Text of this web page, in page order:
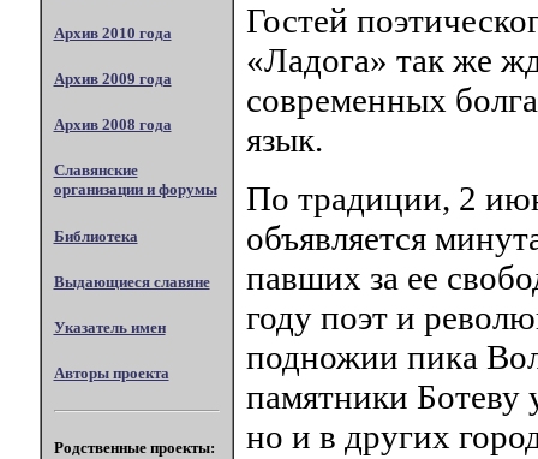
Архив 2010 года
Архив 2009 года
Архив 2008 года
Славянские
организации и форумы
Библиотека
Выдающиеся славяне
Указатель имен
Авторы проекта
Родственные проекты:
Гостей
«Ладога» так же
современных
язык.
По традиции, 2
объявляется
павших за ее
году поэт и
подножии пика
памятники Ботеву
но и в других